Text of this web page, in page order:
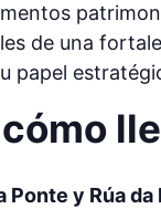
de una
papel
Ponte y Rúa da